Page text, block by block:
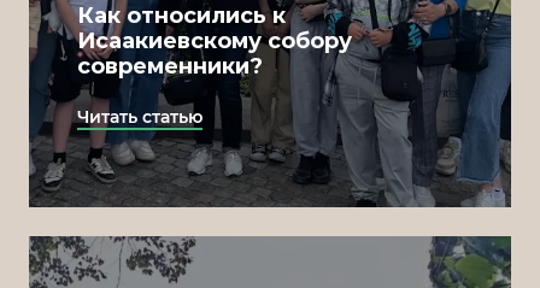
Как относились к
Исаакиевскому собору
современники?
Читать статью